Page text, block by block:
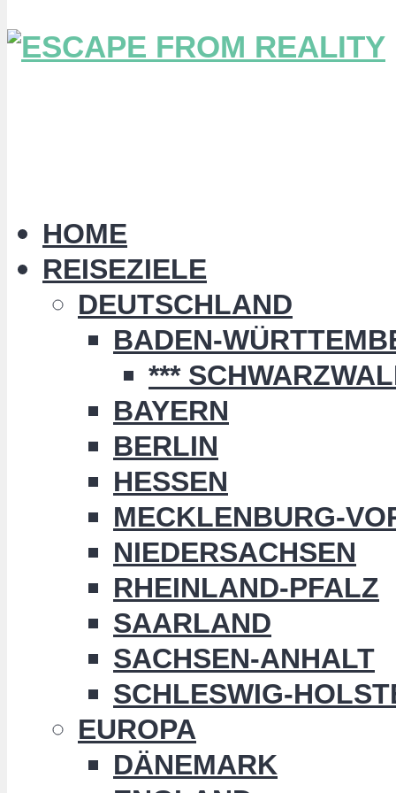
HOME
REISEZIELE
DEUTSCHLAND
BADEN-
***
BAYERN
BERLIN
HESSEN
MECKLENBURG-
NIEDERSACHSEN
RHEINLAND-PFALZ
SAARLAND
SACHSEN-ANHALT
SCHLESWIG-
EUROPA
DÄNEMARK